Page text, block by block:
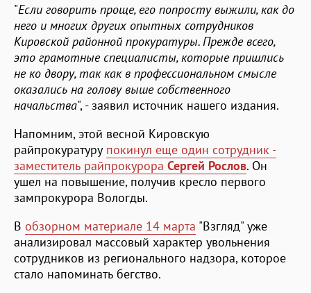
"Если говорить проще, его попросту выжили, как до
него и многих других опытных сотрудников
Кировской районной прокуратуры. Прежде всего,
это грамотные специалисты, которые пришлись
не ко двору, так как в профессиональном смысле
оказались на голову выше собственного
начальства", - заявил источник нашего издания.
Напомним, этой весной Кировскую
райпрокуратуру покинул еще один сотрудник -
заместитель райпрокурора Сергей Рослов. Он
ушел на повышение, получив кресло первого
зампрокурора Вологды.
В обзорном материале 14 марта "Взгляд" уже
анализировал массовый характер увольнения
сотрудников из регионального надзора, которое
стало напоминать бегство.